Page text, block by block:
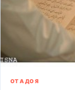
ОТ А ДО Я